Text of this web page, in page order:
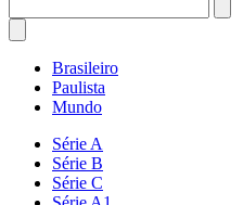
Brasileiro
Paulista
Mundo
Série A
Série B
Série C